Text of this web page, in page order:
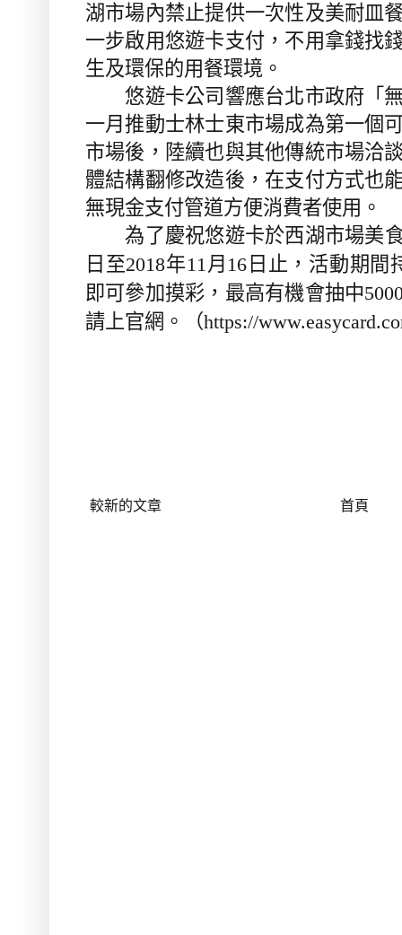
湖市場內禁止提供一次性及美耐皿
一步啟用悠遊卡支付，不用拿錢找
生及環保的用餐環境。
悠遊卡公司響應台北市政府「
一月推動士林士東市場成為第一個
市場後，陸續也與其他傳統市場洽
體結構翻修改造後，在支付方式也
無現金支付管道方便消費者使用。
為了慶祝悠遊卡於西湖市場美
日至2018年11 月 16 日止，活動期間
即可參加摸彩，最高有機會抽中
請上官網。（https://
較新的文章 首頁